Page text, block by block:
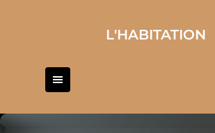
L'HABITATION